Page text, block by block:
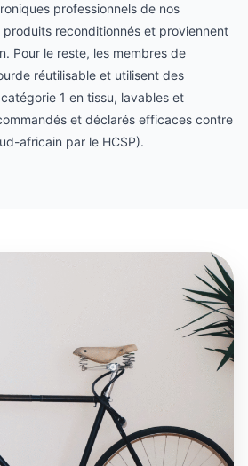
professionnels de nos
reconditionnés et proviennent
Pour le reste, les membres de
réutilisable et utilisent des
1 en tissu, lavables et
et déclarés efficaces contre
africain par le HCSP).